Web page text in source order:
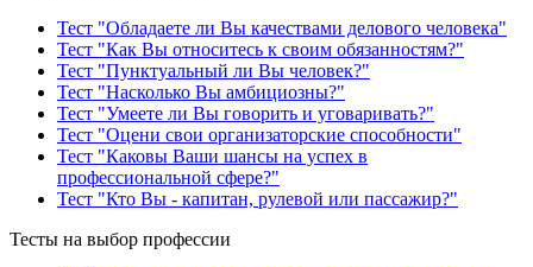
Тест "Обладаете ли Вы качествами делового человека"
Тест "Как Вы относитесь к своим обязанностям?"
Тест "Пунктуальный ли Вы человек?"
Тест "Насколько Вы амбициозны?"
Тест "Умеете ли Вы говорить и уговаривать?"
Тест "Оцени свои организаторские способности"
Тест "Каковы Ваши шансы на успех в
профессиональной сфере?"
Тест "Кто Вы - капитан, рулевой или пассажир?"
Тесты на выбор профессии